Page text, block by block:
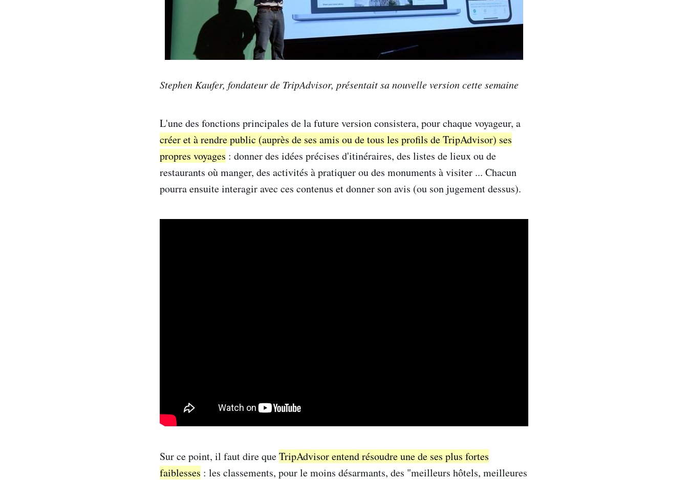
Stephen Kaufer, fondateur de TripAdvisor, présentait sa nouvelle version cette semaine
L'une des fonctions principales de la future version consistera, pour chaque voyageur, a
créer et à rendre public (auprès de ses amis ou de tous les profils de TripAdvisor) ses
propres voyages : donner des idées précises d'itinéraires, des listes de lieux ou de
restaurants où manger, des activités à pratiquer ou des monuments à visiter ... Chacun
pourra ensuite interagir avec ces contenus et donner son avis (ou son jugement dessus).
Sur ce point, il faut dire queTripAdvisor entend résoudre une de ses plus fortes
faiblesses : les classements, pour le moins désarmants, des "meilleurs hôtels, meilleures